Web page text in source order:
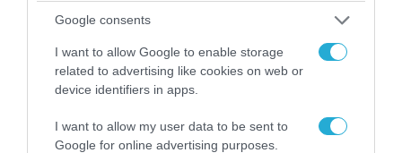
Google consents
I want to allow Google to enable storage
related to advertising like cookies on web or
device identifiers in apps.
I want to allow my user data to be sent to
Google for online advertising purposes.
του Αρκά για τα τατουάζ (φωτο)